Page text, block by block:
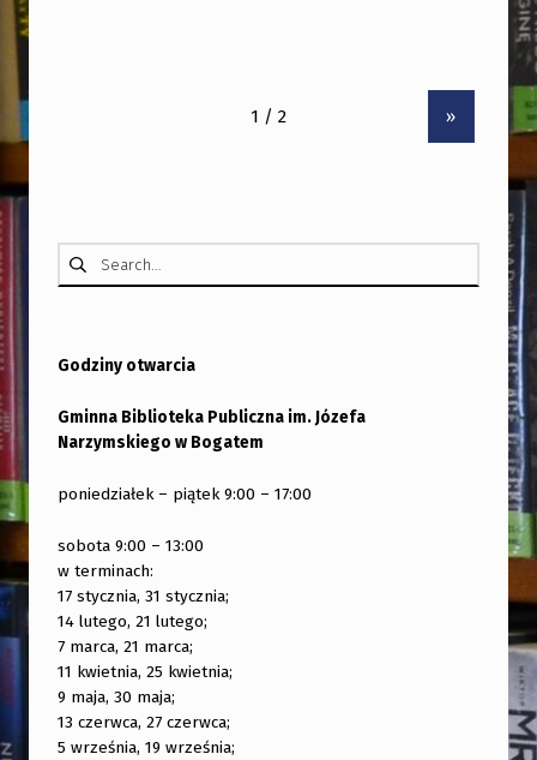
»
Szukaj:
Godziny otwarcia
Gminna Biblioteka Publiczna im. Józefa
Narzymskiego w Bogatem
poniedziałek – piątek 9:00 – 17:00
sobota 9:00 – 13:00
w terminach:
17 stycznia, 31 stycznia;
14 lutego, 21 lutego;
7 marca, 21 marca;
11 kwietnia, 25 kwietnia;
9 maja, 30 maja;
13 czerwca, 27 czerwca;
5 września, 19 września;